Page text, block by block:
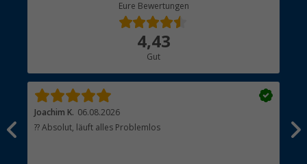
Eure Bewertungen
4,43
Gut
Joachim K. 06.08.2026
?? Absolut, läuft alles Problemlos